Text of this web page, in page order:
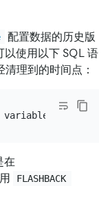
配置数据的历史版
以使用以下 SQL 语
清理到的时间点：
=
在
FLASHBACK